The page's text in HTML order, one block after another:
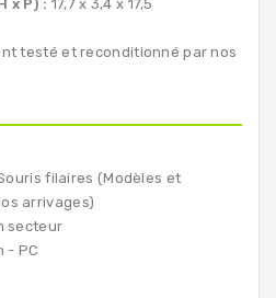
x P) : 17,7 x 3,4 x 17,5
testé et reconditionné par nos
filaires (Modèles et
arrivages)
secteur
- PC